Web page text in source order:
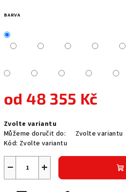
BARVA
od48 355 Kč
cena:
Zvolte variantu
Můžeme doručit do:
Zvolte variantu
Kód: Zvolte variantu
+
−